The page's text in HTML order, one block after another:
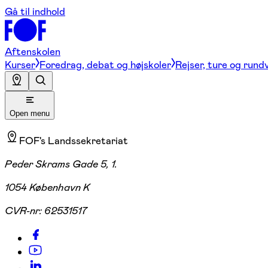
Gå til indhold
Aftenskolen
Kurser Foredrag, debat og højskoler Rejser, ture og
Open menu
FOF's Landssekretariat
Peder Skrams Gade 5, 1.
1054 København K
CVR-nr: 62531517